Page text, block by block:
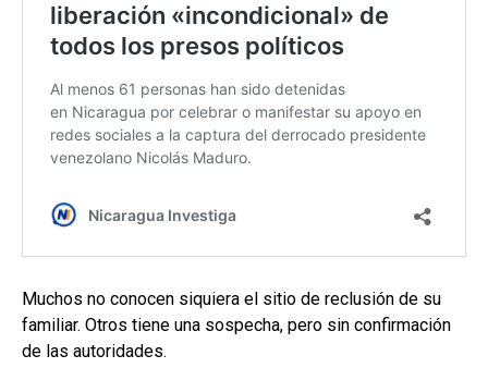
Muchos no conocen siquiera el sitio de reclusión de su
familiar. Otros tiene una sospecha, pero sin confirmación
de las autoridades.